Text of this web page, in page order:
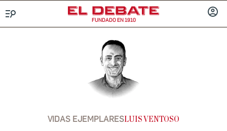
FUNDADO EN 1910
VIDAS EJEMPLARES LUIS VENTOSO